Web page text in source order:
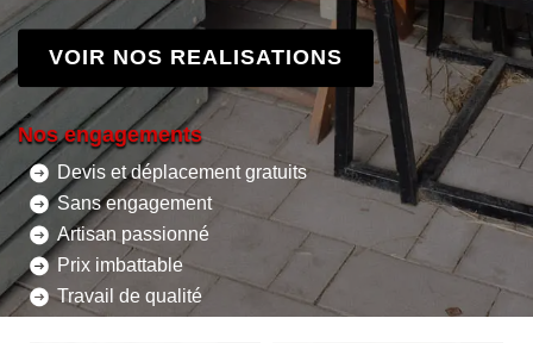
VOIR NOS REALISATIONS
Nos engagements
Devis et déplacement gratuits
Sans engagement
Artisan passionné
Prix imbattable
Travail de qualité